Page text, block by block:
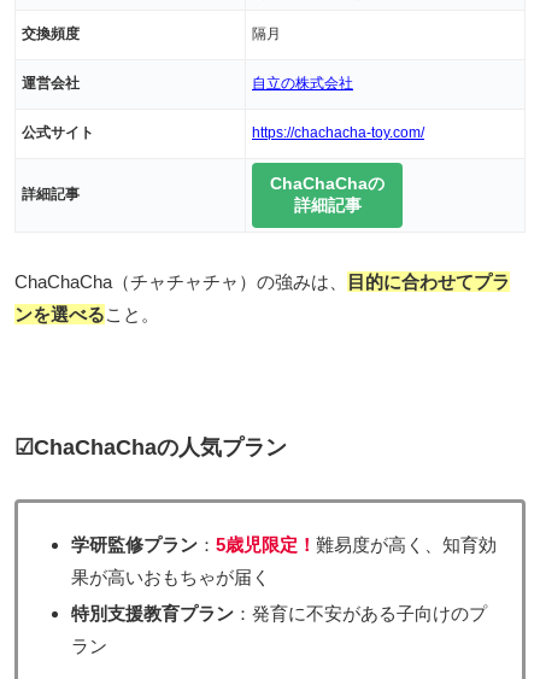
交換頻度 隔月
運営会社 自立の株式会社
公式サイト https://chachacha-toy.com/
詳細記事
ChaChaChaの
詳細記事
ChaChaCha（チャチャチャ）の強みは、
目的に合わせてプラ
ンを選べること。
☑ChaChaChaの人気プラン
学研監修プラン ： 5歳児限定！ 難易度が高く、知育効
果が高いおもちゃが届く
特別支援教育プラン ：発育に不安がある子向けのプ
ラン